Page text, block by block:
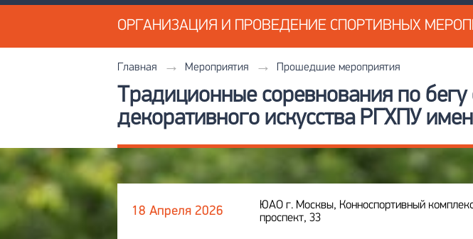
ОРГАНИЗАЦИЯ И ПРОВЕДЕНИЕ СПОРТИВНЫХ
Главная Мероприятия Прошедшие мероприятия
Традиционные соревнования по
декоративного искусства РГХПУ
18 Апреля 2026
ЮАО г. Москвы, Конноспортивный
проспект, 33